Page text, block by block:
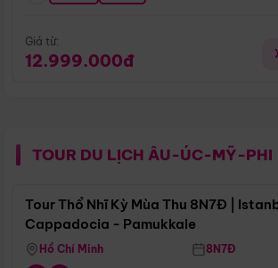
Giá từ:
12.999.000đ
TOUR DU LỊCH ÂU-ÚC-MỸ-PHI
Tour Thổ Nhĩ Kỳ Mùa Thu 8N7Đ |
Cappadocia - Pamukkale
Hồ Chí Minh 8N7Đ